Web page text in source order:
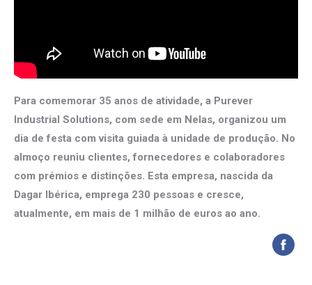
Para comemorar 35 anos de atividade, a Purever
Industrial Solutions, com sede em Nelas, organizou um
dia de festa com visita guiada à unidade de produção. No
almoço reuniu clientes, fornecedores e colaboradores
com prémios e distinções. Esta empresa, nascida da
Dagar Ibérica, emprega 230 pessoas e cresce,
atualmente, em mais de 1 milhão de euros ao ano.